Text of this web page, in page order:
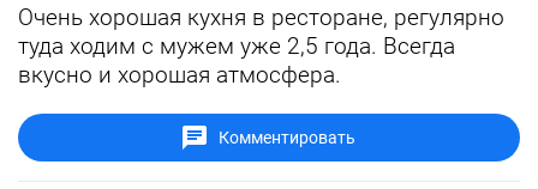
Очень хорошая кухня в ресторане, регулярно
туда ходим с мужем уже 2,5 года. Всегда
вкусно и хорошая атмосфера.
Комментировать